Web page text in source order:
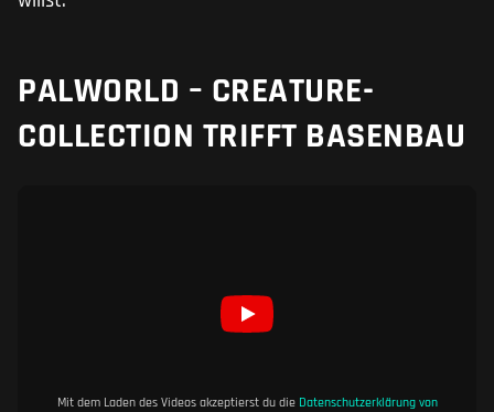
PALWORLD – CREATURE-
COLLECTION TRIFFT BASENBAU
Mit dem Laden des Videos akzeptierst du die Datenschutzerklärung von